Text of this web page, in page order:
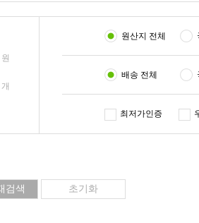
원
개
원산지 전체
배송 전체
최저가인증